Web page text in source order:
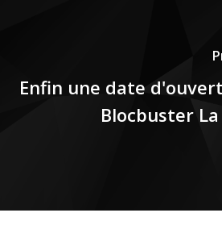
Enfin une date
Blocbuster